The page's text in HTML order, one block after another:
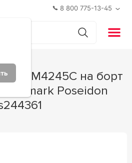
8 800 775-13-45
Lemark Poseidon